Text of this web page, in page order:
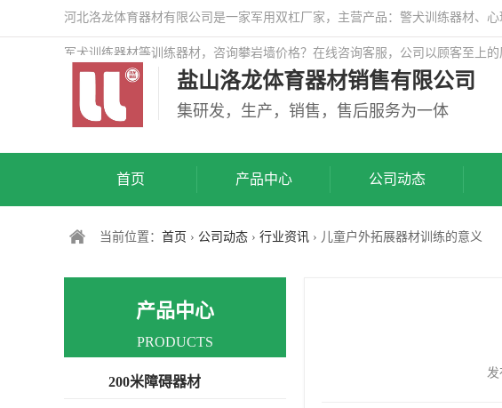
河北洛龙体育器材有限公司是一家军用双杠厂家，主营产品：警犬训练器材、
军犬训练器材等训练器材，咨询攀岩墙价格？在线咨询客服，公司以顾客至上
盐山洛龙体育器材销售有限公司
集研发，生产，销售，售后服务为一体
首页 产品中心 公司动态
当前位置： 首页 › 公司动态 › 行业资讯 › 儿童户外拓展器材训练的意义
产品中心
PRODUCTS
200米障碍器材